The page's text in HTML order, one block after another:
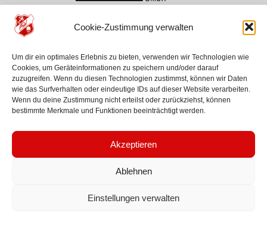
Cookie-Zustimmung verwalten
Um dir ein optimales Erlebnis zu bieten, verwenden wir Technologien wie
Cookies, um Geräteinformationen zu speichern und/oder darauf
zuzugreifen. Wenn du diesen Technologien zustimmst, können wir Daten
wie das Surfverhalten oder eindeutige IDs auf dieser Website verarbeiten.
Wenn du deine Zustimmung nicht erteilst oder zurückziehst, können
bestimmte Merkmale und Funktionen beeinträchtigt werden.
Akzeptieren
Ablehnen
Einstellungen verwalten
ASV Aichwald
SG Schurwald
Jugenden
Über Uns
Geschichte
News
Kontakt
Anfahrt
Kontakt Datenschutz Cookie Richtlinien